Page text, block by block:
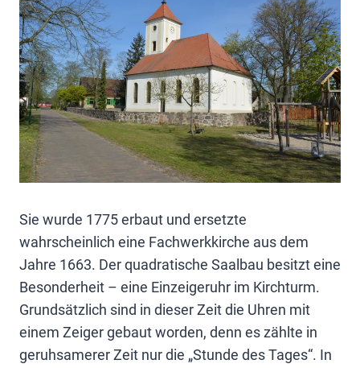
Sie wurde 1775 erbaut und ersetzte
wahrscheinlich eine Fachwerkkirche aus dem
Jahre 1663. Der quadratische Saalbau besitzt eine
Besonderheit – eine Einzeigeruhr im Kirchturm.
Grundsätzlich sind in dieser Zeit die Uhren mit
einem Zeiger gebaut worden, denn es zählte in
geruhsamerer Zeit nur die „Stunde des Tages“. In